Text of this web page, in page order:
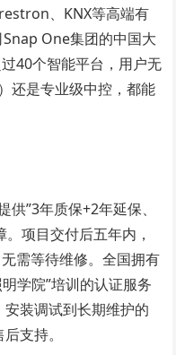
、KNX等高端有
One集团的中国大
40个智能平台，用户无
还是专业级中控，都能
”3年质保+2年延保、
项目交付后五年内，
需等待维修。全国拥有
学院”培训的认证服务
装调试到长期维护的
支持。